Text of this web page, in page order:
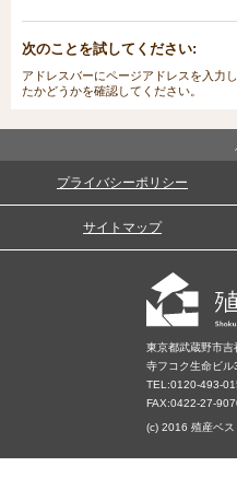
次のことを試してください:
アドレスバーにページアドレスを入力
たかどうかを確認してください。
プライバシーポリシー
サイトマップ
東京都武蔵野市
寺フコク生命ビル
TEL:0120-493-
FAX:0422-27-
(c) 2016 殖産ベス